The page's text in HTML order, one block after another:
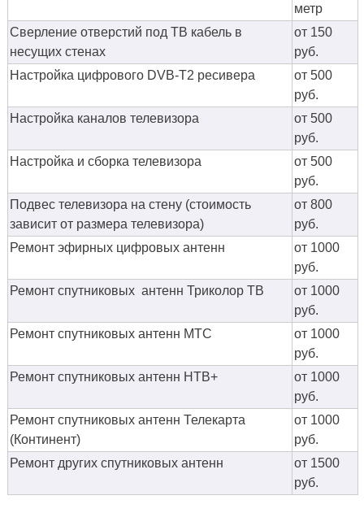
метр
Сверление отверстий под ТВ кабель в
несущих стенах
от 150
руб.
Настройка цифрового DVB-T2 ресивера
от 500
руб.
Настройка каналов телевизора
от 500
руб.
Настройка и сборка телевизора
от 500
руб.
Подвес телевизора на стену (стоимость
зависит от размера телевизора)
от 800
руб.
Ремонт эфирных цифровых антенн
от 1000
руб.
Ремонт спутниковых антенн Триколор ТВ
от 1000
руб.
Ремонт спутниковых антенн МТС
от 1000
руб.
Ремонт спутниковых антенн НТВ+
от 1000
руб.
Ремонт спутниковых антенн Телекарта
(Континент)
от 1000
руб.
Ремонт других спутниковых антенн
от 1500
руб.